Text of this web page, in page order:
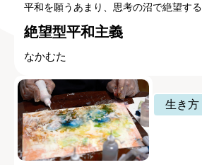
平和を願うあまり、思考の沼で絶望する
絶望型平和主義
なかむた
生き方